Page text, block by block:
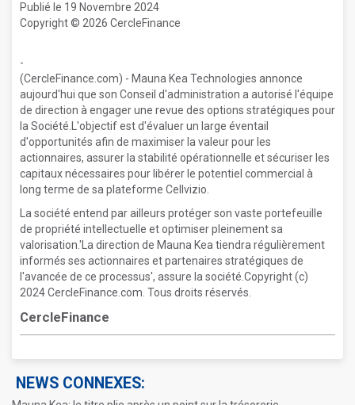
Publié le 19 Novembre 2024
Copyright © 2026 CercleFinance
-
(CercleFinance.com) - Mauna Kea Technologies annonce
aujourd'hui que son Conseil d'administration a autorisé l'équipe
de direction à engager une revue des options stratégiques pour
la Société.L'objectif est d'évaluer un large éventail
d'opportunités afin de maximiser la valeur pour les
actionnaires, assurer la stabilité opérationnelle et sécuriser les
capitaux nécessaires pour libérer le potentiel commercial à
long terme de sa plateforme Cellvizio.
La société entend par ailleurs protéger son vaste portefeuille
de propriété intellectuelle et optimiser pleinement sa
valorisation.'La direction de Mauna Kea tiendra régulièrement
informés ses actionnaires et partenaires stratégiques de
l'avancée de ce processus', assure la société.Copyright (c)
2024 CercleFinance.com. Tous droits réservés.
CercleFinance
NEWS CONNEXES: